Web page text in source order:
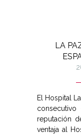
LA
El Hospital
reputación
ventaja al